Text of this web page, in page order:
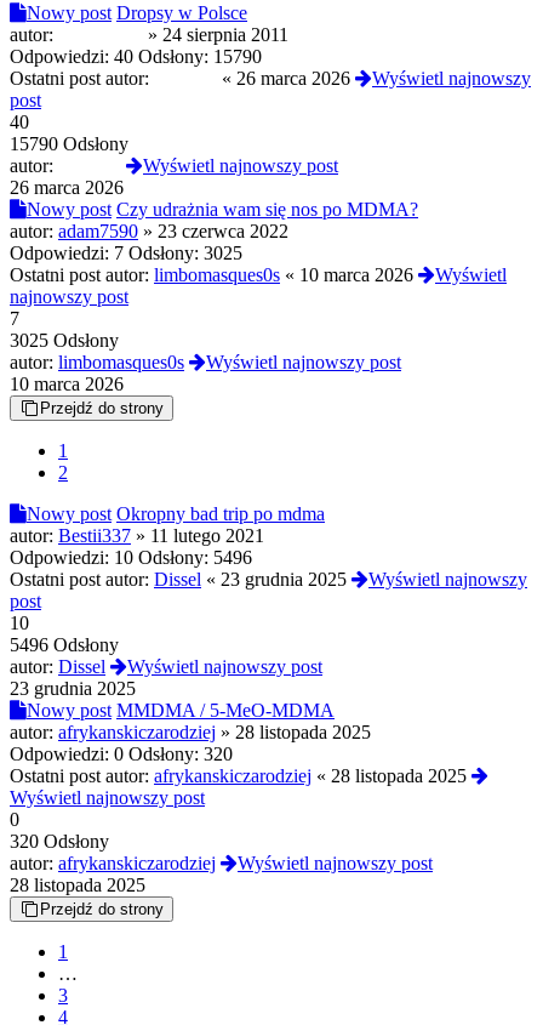
Nowy post Dropsy w Polsce
autor:
» 24 sierpnia 2011
Odpowiedzi: 40 Odsłony: 15790
Ostatni post autor:
« 26 marca 2026
Wyświetl najnowszy
post
40
15790 Odsłony
autor:
Wyświetl najnowszy post
26 marca 2026
Nowy post Czy udrażnia wam się nos po MDMA?
autor: adam7590 » 23 czerwca 2022
Odpowiedzi: 7 Odsłony: 3025
Ostatni post autor: limbomasques0s « 10 marca 2026
Wyświetl
najnowszy post
7
3025 Odsłony
autor: limbomasques0s
Wyświetl najnowszy post
10 marca 2026
Przejdź do strony
1
2
Nowy post Okropny bad trip po mdma
autor: Bestii337 » 11 lutego 2021
Odpowiedzi: 10 Odsłony: 5496
Ostatni post autor: Dissel « 23 grudnia 2025
Wyświetl najnowszy
post
10
5496 Odsłony
autor: Dissel
Wyświetl najnowszy post
23 grudnia 2025
Nowy post MMDMA / 5-MeO-MDMA
autor: afrykanskiczarodziej » 28 listopada 2025
Odpowiedzi: 0 Odsłony: 320
Ostatni post autor: afrykanskiczarodziej « 28 listopada 2025
Wyświetl najnowszy post
0
320 Odsłony
autor: afrykanskiczarodziej
Wyświetl najnowszy post
28 listopada 2025
Przejdź do strony
1
…
3
4